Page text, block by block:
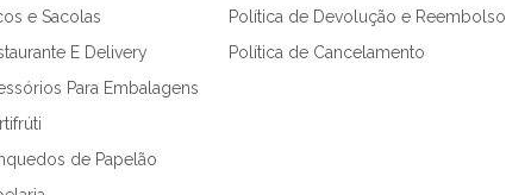
e Sacolas
E Delivery
Para Embalagens
de Papelão
Política de Devolução e Reembolso
Política de Cancelamento